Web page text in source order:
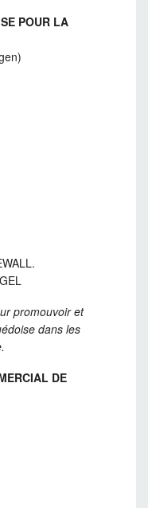
POUR LA
promouvoir et
dans les
DE